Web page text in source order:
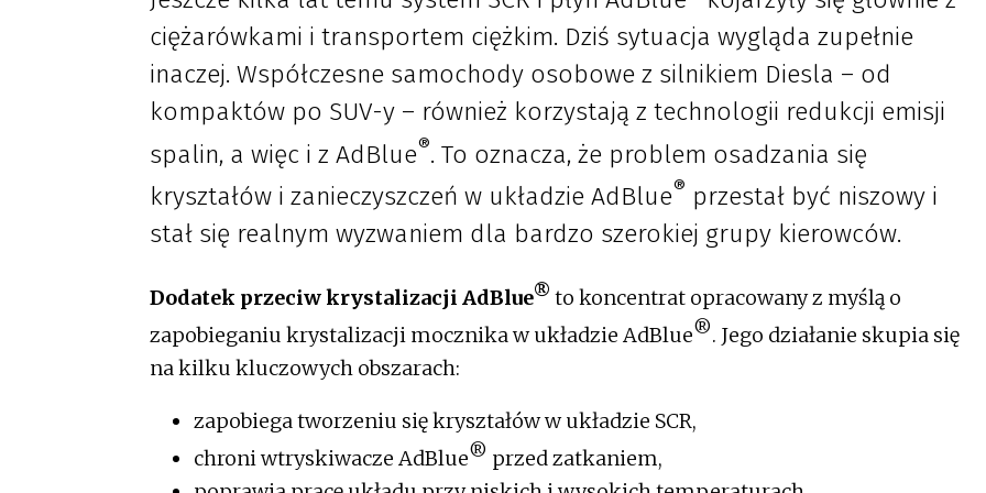
ciężarówkami i transportem ciężkim. Dziś sytuacja wygląda zupełnie
inaczej. Współczesne samochody osobowe z silnikiem Diesla – od
kompaktów po SUV-y – również korzystają z technologii redukcji emisji
spalin, a więc i z AdBlue®. To oznacza, że problem osadzania się
kryształów i zanieczyszczeń w układzie AdBlue® przestał być niszowy i
stał się realnym wyzwaniem dla bardzo szerokiej grupy kierowców.
Dodatek przeciw krysta­li­zacji AdBlue® to koncentrat opracowany z myślą o
zapobieganiu krystalizacji mocznika w układzie AdBlue®. Jego działanie skupia się
na kilku kluczowych obszarach:
zapobiega tworzeniu się kryształów w układzie SCR,
chroni wtryskiwacze AdBlue® przed zatkaniem,